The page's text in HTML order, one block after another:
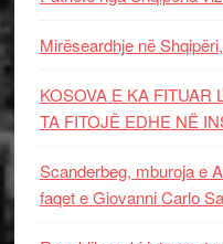
Mirëseardhje në
KOSOVA E KA FITUAR
TA FITOJË EDHE NË
Scanderbeg, mburoja e
faqet e Giovanni Carlo